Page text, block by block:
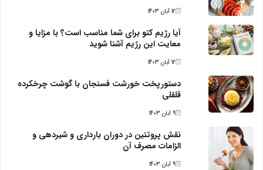
12 آبان 1403
آیا رژیم کتو برای شما مناسب است؟ با مزایا و
معایت این رژیم آشنا شوید
12 آبان 1403
دستورپخت خورشت فسنجان با گوشت چرخکرده
قلقلی
9 آبان 1403
نقش پروتئین در دوران بارداری و شیردهی و
الزامات مصرف آن
9 آبان 1403